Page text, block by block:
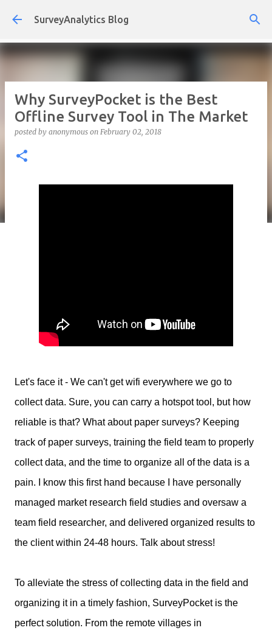
Skip to main content
SurveyAnalytics Blog
Why SurveyPocket is the Best
Offline Survey Tool in The Market
posted by anonymous on February 02, 2018
Let's face it - We can't get wifi everywhere we go to
collect data. Sure, you can carry a hotspot tool, but how
reliable is that? What about paper surveys? Keeping
track of paper surveys, training the field team to properly
collect data, and the time to organize all of the data is a
pain. I know this first hand because I have personally
managed market research field studies and oversaw a
team field researcher, and delivered organized results to
the client within 24-48 hours. Talk about stress!
To alleviate the stress of collecting data in the field and
organizing it in a timely fashion, SurveyPocket is the
perfect solution. From the remote villages in